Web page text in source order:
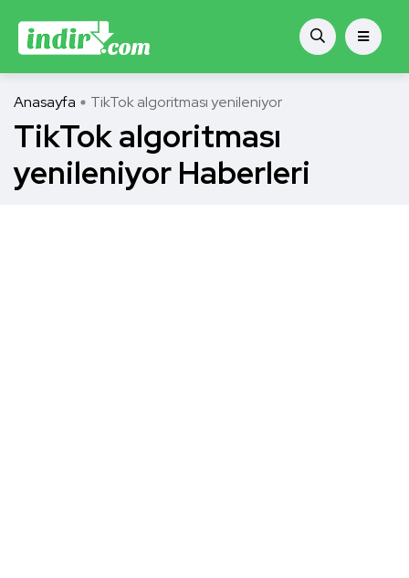
Anasayfa TikTok algoritması yenileniyor
TikTok algoritması
yenileniyor Haberleri